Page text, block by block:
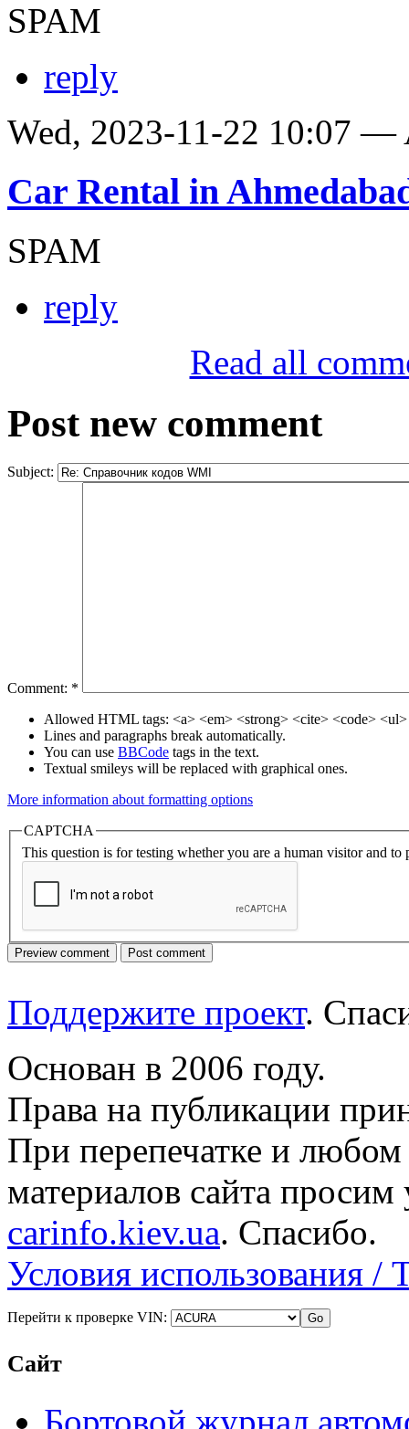
SPAM
reply
Wed, 2023-11-22 10:07 —
Car Rental in
SPAM
reply
Read all
Post new comment
Subject:
Comment: *
Allowed HTML tags: <a> <em> <strong> <cite> <code>
Lines and paragraphs break automatically.
You can use BBCode tags in the text.
Textual smileys will be replaced with graphical ones.
More information about formatting options
CAPTCHA
This question is for testing whether you are a human visitor and to
Поддержите проект.
Основан в 2006 году.
Права на публикации
При перепечатке и
материалов сайта просим
carinfo.kiev.ua. Спасибо.
Условия использования /
Перейти к проверке VIN:
Сайт